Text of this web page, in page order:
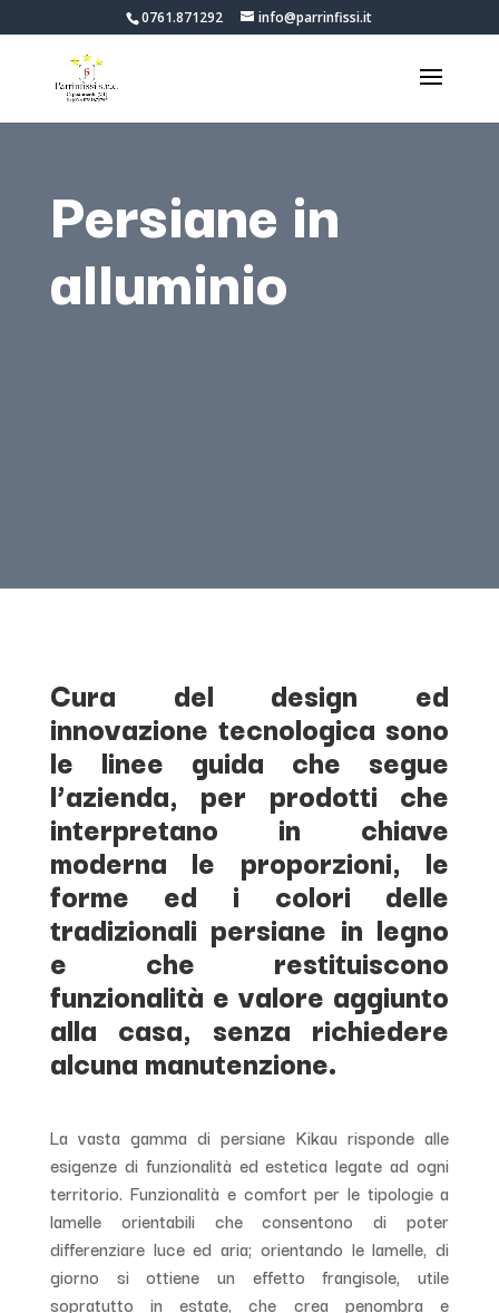
0761.871292 info@parrinfissi.it
Persiane in
alluminio
Cura del design ed
innovazione tecnologica sono
le linee guida che segue
l’azienda, per prodotti che
interpretano in chiave
moderna le proporzioni, le
forme ed i colori delle
tradizionali persiane in legno
e che restituiscono
funzionalità e valore aggiunto
alla casa, senza richiedere
alcuna manutenzione.
La vasta gamma di persiane Kikau risponde alle
esigenze di funzionalità ed estetica legate ad ogni
territorio. Funzionalità e comfort per le tipologie a
lamelle orientabili che consentono di poter
differenziare luce ed aria; orientando le lamelle, di
giorno si ottiene un effetto frangisole, utile
sopratutto in estate, che crea penombra e